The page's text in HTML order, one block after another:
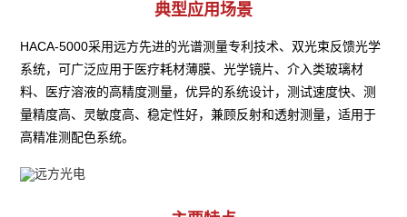
典型应用场景
HACA-5000采用远方先进的光谱测量专利技术、双光束反馈光学
系统，可广泛应用于医疗耗材薄膜、光学镜片、介入类玻璃材
料、医疗溶液的高精度测量，优异的系统设计，测试速度快、测
量精度高、灵敏度高、稳定性好，兼顾反射和透射测量，适用于
高精准测配色系统。